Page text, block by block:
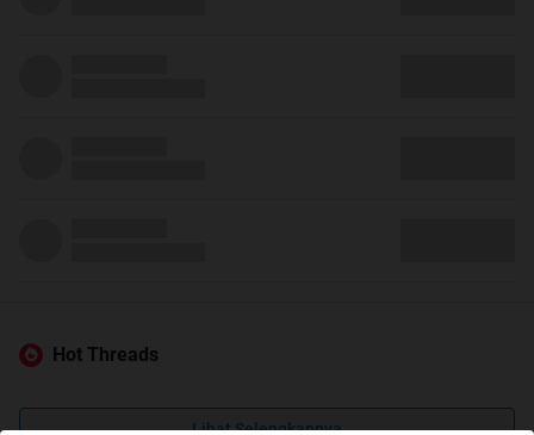
Hot Threads
Lihat Selengkapnya